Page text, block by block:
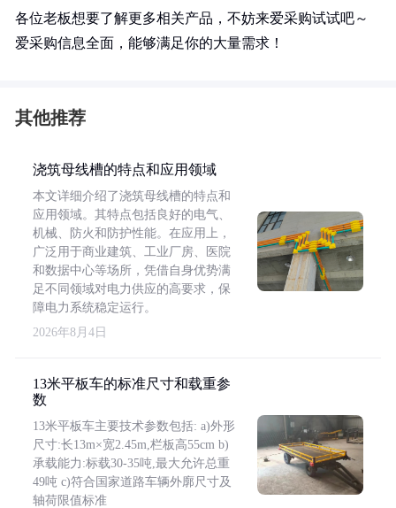
各位老板想要了解更多相关产品，不妨来爱采购试试吧～
爱采购信息全面，能够满足你的大量需求！
其他推荐
浇筑母线槽的特点和应用领域
本文详细介绍了浇筑母线槽的特点和
应用领域。其特点包括良好的电气、
机械、防火和防护性能。在应用上，
广泛用于商业建筑、工业厂房、医院
和数据中心等场所，凭借自身优势满
足不同领域对电力供应的高要求，保
障电力系统稳定运行。
2026年8月4日
13米平板车的标准尺寸和载重参
数
13米平板车主要技术参数包括: a)外形
尺寸:长13m×宽2.45m,栏板高55cm b)
承载能力:标载30-35吨,最大允许总重
49吨 c)符合国家道路车辆外廓尺寸及
轴荷限值标准